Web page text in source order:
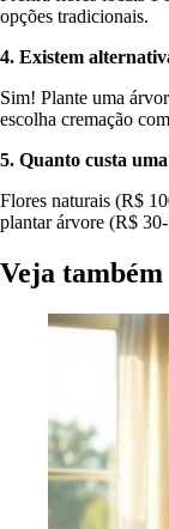
opções tradicionais.
4. Existem
Sim! Plante uma
escolha cremação
5. Quanto custa
Flores naturais (R$
plantar árvore (R$
Veja também